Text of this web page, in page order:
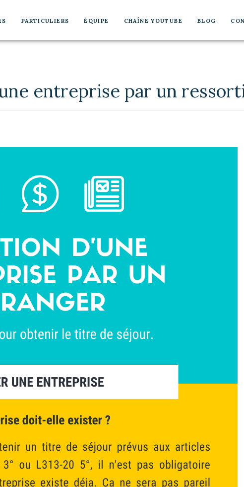
PARTICULIERS ÉQUIPE CHAÎNE YOUTUBE BLOG
entreprise par un